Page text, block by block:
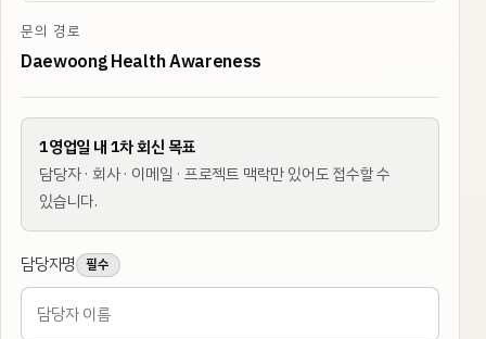
문의 경로
Daewoong Health Awareness
1영업일 내 1차 회신 목표
담당자 · 회사 · 이메일 · 프로젝트 맥락만 있어도 접수할 수
있습니다.
담당자명 필수